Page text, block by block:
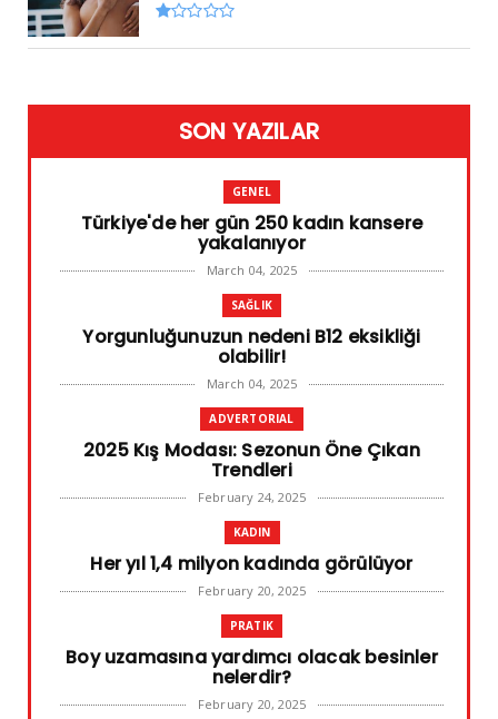
SON YAZILAR
GENEL
Türkiye'de her gün 250 kadın kansere
yakalanıyor
March 04, 2025
SAĞLIK
Yorgunluğunuzun nedeni B12 eksikliği
olabilir!
March 04, 2025
ADVERTORIAL
2025 Kış Modası: Sezonun Öne Çıkan
Trendleri
February 24, 2025
KADIN
Her yıl 1,4 milyon kadında görülüyor
February 20, 2025
PRATIK
Boy uzamasına yardımcı olacak besinler
nelerdir?
February 20, 2025